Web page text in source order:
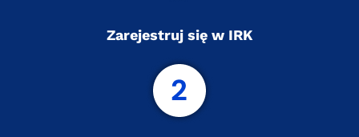
Zarejestruj się w IRK